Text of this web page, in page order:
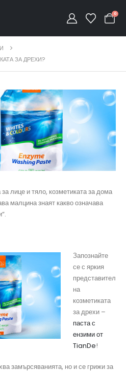
0
ЗА ДРЕХИ?
лице и тяло, козметиката за дома
малцина знаят какво означава
Запознайте
се с яркия
представител
на
козметиката
за дрехи –
паста с
ензими от
TianDe!
замърсяванията, но и се грижи за